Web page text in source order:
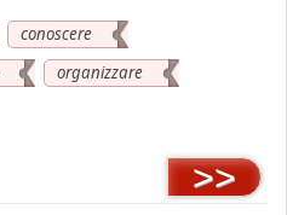
conoscere
organizzare
>>